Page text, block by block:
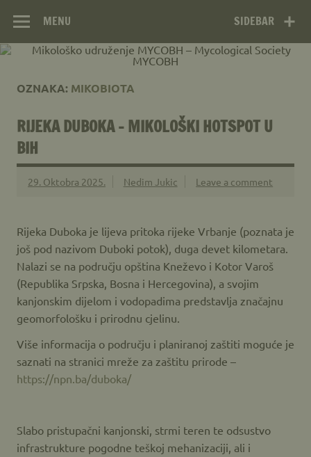
content
Mikološko
udruženje
MYCOBH –
SIDEBAR
MENU
OZNAKA: MIKOBIOTA
RIJEKA DUBOKA – MIKOLOŠKI HOTSPOT U
BIH
29. Oktobra 2025. Nedim Jukic Leave a comment
Rijeka Duboka je lijeva pritoka rijeke Vrbanje (poznata je
još pod nazivom Duboki potok), duga devet kilometara.
Nalazi se na području opština Kneževo i Kotor Varoš
(Republika Srpska, Bosna i Hercegovina), a svojim
kanjonskim dijelom i vodopadima predstavlja značajnu
geomorfološku i prirodnu cjelinu.
Više informacija o području i planiranoj zaštiti moguće je
saznati na stranici mreže za zaštitu prirode –
https://npn.ba/duboka/
Slabo pristupačni kanjonski, strmi teren te odsustvo
infrastrukture pogodne teškoj mehanizaciji, ali i